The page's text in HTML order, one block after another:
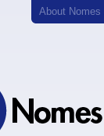
About Nomes